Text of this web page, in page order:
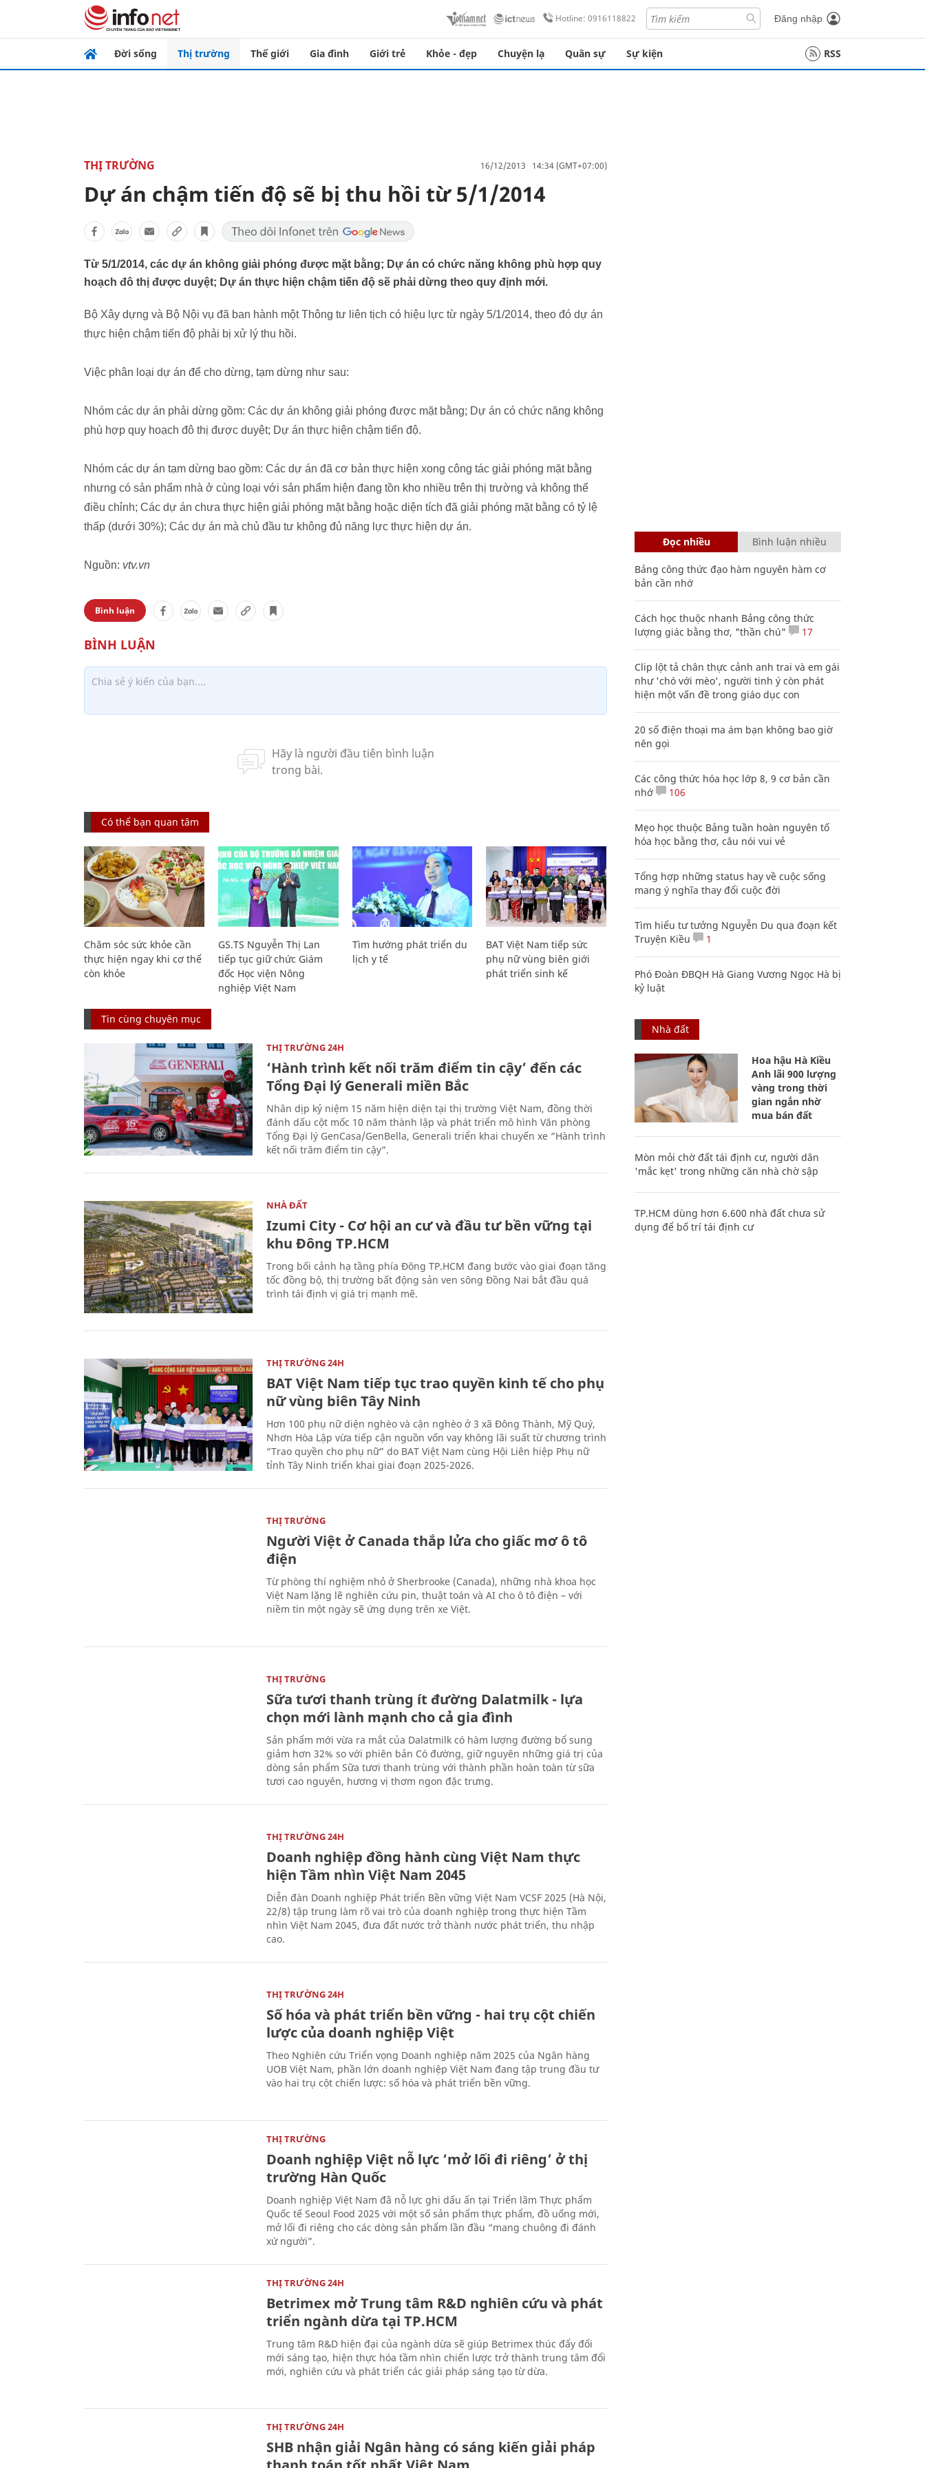
Hotline: 0916118822 Đăng nhập
Đời sống Thị trường Thế giới Gia đình Giới trẻ Khỏe - đẹp Chuyện lạ Quân sự Sự kiện RSS
THỊ TRƯỜNG 16/12/2013 14:34 (GMT+07:00)
Dự án chậm tiến độ sẽ bị thu hồi từ 5/1/2014
Từ 5/1/2014, các dự án không giải phóng được mặt bằng; Dự án có chức năng không phù hợp quy
hoạch đô thị được duyệt; Dự án thực hiện chậm tiến độ sẽ phải dừng theo quy định mới.
Bộ Xây dựng và Bộ Nội vụ đã ban hành một Thông tư liên tịch có hiệu lực từ ngày 5/1/2014, theo đó dự án
thực hiện chậm tiến độ phải bị xử lý thu hồi.
Việc phân loại dự án để cho dừng, tạm dừng như sau:
Nhóm các dự án phải dừng gồm: Các dự án không giải phóng được mặt bằng; Dự án có chức năng không
phù hợp quy hoạch đô thị được duyệt; Dự án thực hiện chậm tiến độ.
Nhóm các dự án tạm dừng bao gồm: Các dự án đã cơ bản thực hiện xong công tác giải phóng mặt bằng
nhưng có sản phẩm nhà ở cùng loại với sản phẩm hiện đang tồn kho nhiều trên thị trường và không thể
điều chỉnh; Các dự án chưa thực hiện giải phóng mặt bằng hoặc diện tích đã giải phóng mặt bằng có tỷ lệ
thấp (dưới 30%); Các dự án mà chủ đầu tư không đủ năng lực thực hiện dự án.
Nguồn: vtv.vn
Bình luận
Có thể bạn quan tâm
Chăm sóc sức khỏe cần
thực hiện ngay khi cơ thể
còn khỏe
GS.TS Nguyễn Thị Lan
tiếp tục giữ chức Giám
đốc Học viện Nông
nghiệp Việt Nam
Tìm hướng phát triển du
lịch y tế
BAT Việt Nam tiếp sức
phụ nữ vùng biên giới
phát triển sinh kế
Tin cùng chuyên mục
THỊ TRƯỜNG 24H
‘Hành trình kết nối trăm điểm tin cậy’ đến các
Tổng Đại lý Generali miền Bắc
Nhân dịp kỷ niệm 15 năm hiện diện tại thị trường Việt Nam, đồng thời
đánh dấu cột mốc 10 năm thành lập và phát triển mô hình Văn phòng
Tổng Đại lý GenCasa/GenBella, Generali triển khai chuyến xe “Hành trình
kết nối trăm điểm tin cậy”.
NHÀ ĐẤT
Izumi City - Cơ hội an cư và đầu tư bền vững tại
khu Đông TP.HCM
Trong bối cảnh hạ tầng phía Đông TP.HCM đang bước vào giai đoạn tăng
tốc đồng bộ, thị trường bất động sản ven sông Đồng Nai bắt đầu quá
trình tái định vị giá trị mạnh mẽ.
THỊ TRƯỜNG 24H
BAT Việt Nam tiếp tục trao quyền kinh tế cho phụ
nữ vùng biên Tây Ninh
Hơn 100 phụ nữ diện nghèo và cận nghèo ở 3 xã Đông Thành, Mỹ Quý,
Nhơn Hòa Lập vừa tiếp cận nguồn vốn vay không lãi suất từ chương trình
“Trao quyền cho phụ nữ” do BAT Việt Nam cùng Hội Liên hiệp Phụ nữ
tỉnh Tây Ninh triển khai giai đoạn 2025-2026.
THỊ TRƯỜNG
Người Việt ở Canada thắp lửa cho giấc mơ ô tô
điện
Từ phòng thí nghiệm nhỏ ở Sherbrooke (Canada), những nhà khoa học
Việt Nam lặng lẽ nghiên cứu pin, thuật toán và AI cho ô tô điện – với
niềm tin một ngày sẽ ứng dụng trên xe Việt.
THỊ TRƯỜNG
Sữa tươi thanh trùng ít đường Dalatmilk - lựa
chọn mới lành mạnh cho cả gia đình
Sản phẩm mới vừa ra mắt của Dalatmilk có hàm lượng đường bổ sung
giảm hơn 32% so với phiên bản Có đường, giữ nguyên những giá trị của
dòng sản phẩm Sữa tươi thanh trùng với thành phần hoàn toàn từ sữa
tươi cao nguyên, hương vị thơm ngon đặc trưng.
THỊ TRƯỜNG 24H
Doanh nghiệp đồng hành cùng Việt Nam thực
hiện Tầm nhìn Việt Nam 2045
Diễn đàn Doanh nghiệp Phát triển Bền vững Việt Nam VCSF 2025 (Hà Nội,
22/8) tập trung làm rõ vai trò của doanh nghiệp trong thực hiện Tầm
nhìn Việt Nam 2045, đưa đất nước trở thành nước phát triển, thu nhập
cao.
THỊ TRƯỜNG 24H
Số hóa và phát triển bền vững - hai trụ cột chiến
lược của doanh nghiệp Việt
Theo Nghiên cứu Triển vọng Doanh nghiệp năm 2025 của Ngân hàng
UOB Việt Nam, phần lớn doanh nghiệp Việt Nam đang tập trung đầu tư
vào hai trụ cột chiến lược: số hóa và phát triển bền vững.
THỊ TRƯỜNG
Doanh nghiệp Việt nỗ lực ‘mở lối đi riêng’ ở thị
trường Hàn Quốc
Doanh nghiệp Việt Nam đã nỗ lực ghi dấu ấn tại Triển lãm Thực phẩm
Quốc tế Seoul Food 2025 với một số sản phẩm thực phẩm, đồ uống mới,
mở lối đi riêng cho các dòng sản phẩm lần đầu “mang chuông đi đánh
xứ người”.
THỊ TRƯỜNG 24H
Betrimex mở Trung tâm R&D nghiên cứu và phát
triển ngành dừa tại TP.HCM
Trung tâm R&D hiện đại của ngành dừa sẽ giúp Betrimex thúc đẩy đổi
mới sáng tạo, hiện thực hóa tầm nhìn chiến lược trở thành trung tâm đổi
mới, nghiên cứu và phát triển các giải pháp sáng tạo từ dừa.
THỊ TRƯỜNG 24H
SHB nhận giải Ngân hàng có sáng kiến giải pháp
Đọc nhiều Bình luận nhiều
Bảng công thức đạo hàm nguyên hàm cơ
bản cần nhớ
Cách học thuộc nhanh Bảng công thức
lượng giác bằng thơ, "thần chú"
17
Clip lột tả chân thực cảnh anh trai và em gái
như 'chó với mèo', người tinh ý còn phát
hiện một vấn đề trong giáo dục con
20 số điện thoại ma ám bạn không bao giờ
nên gọi
Các công thức hóa học lớp 8, 9 cơ bản cần
nhớ
106
Mẹo học thuộc Bảng tuần hoàn nguyên tố
hóa học bằng thơ, câu nói vui vẻ
Tổng hợp những status hay về cuộc sống
mang ý nghĩa thay đổi cuộc đời
Tìm hiểu tư tưởng Nguyễn Du qua đoạn kết
Truyện Kiều
1
Phó Đoàn ĐBQH Hà Giang Vương Ngọc Hà bị
kỷ luật
Nhà đất
Hoa hậu Hà Kiều
Anh lãi 900 lượng
vàng trong thời
gian ngắn nhờ
mua bán đất
Mòn mỏi chờ đất tái định cư, người dân
'mắc kẹt' trong những căn nhà chờ sập
TP.HCM dùng hơn 6.600 nhà đất chưa sử
dụng để bố trí tái định cư